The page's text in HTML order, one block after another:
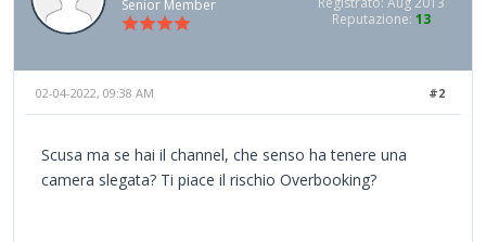
Senior Member
Reputazione: 13
#2
02-04-2022, 09:38 AM
Scusa ma se hai il channel, che senso ha tenere una
camera slegata? Ti piace il rischio Overbooking?